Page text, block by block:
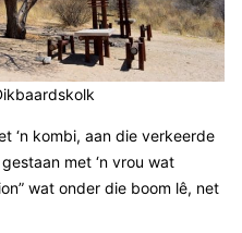
‘n kombi, aan die verkeerde
met ‘n vrou wat
wat onder die boom lê, net